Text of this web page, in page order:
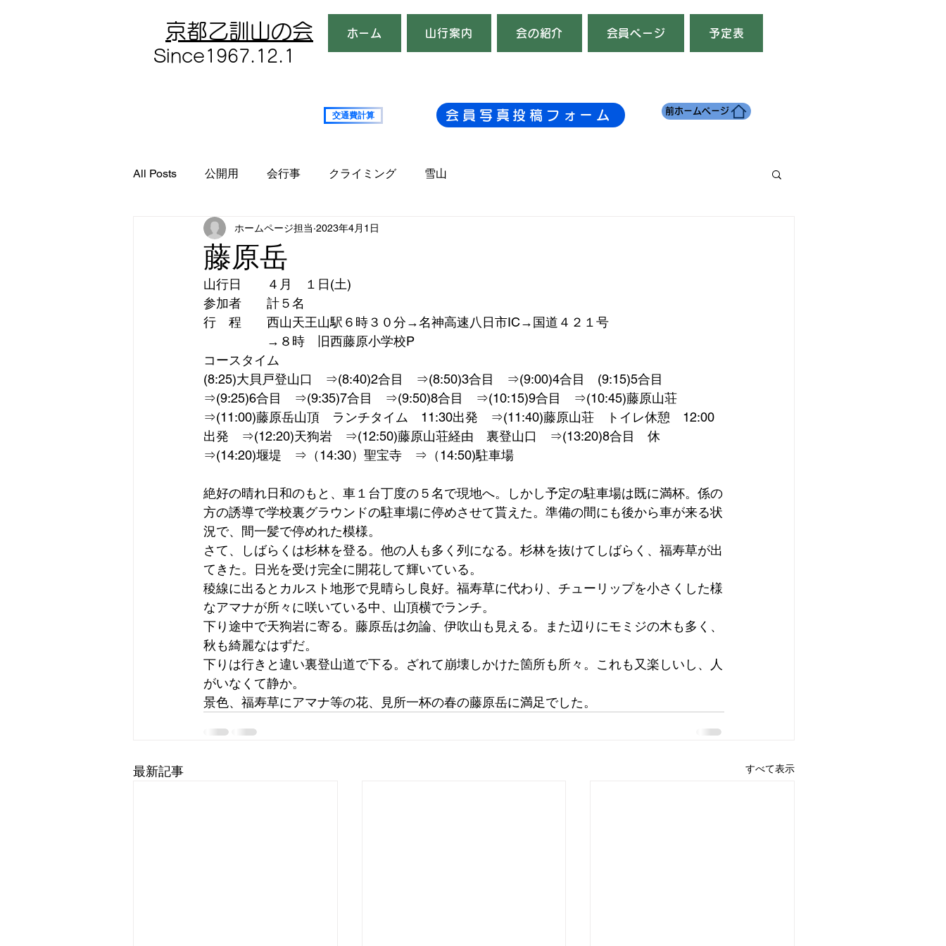
​京都乙訓山の会
​Since1967.12.1
ホーム 山行案内 会の紹介 会員ページ 予定表
交通費計算 複数台
会員写真投稿フォーム 前ホームページ
All Posts 公開用 会行事 クライミング 雪山
藤原岳
ホームページ担当 2023年4月1日
山行日　　４月　１日(土)
参加者　　計５名
行　程　　西山天王山駅６時３０分→名神高速八日市IC→国道４２１号
→８時　旧西藤原小学校P
コースタイム
(8:25)大貝戸登山口　⇒(8:40)2合目　⇒(8:50)3合目　⇒(9:00)4合目　(9:15)5合目
⇒(9:25)6合目　⇒(9:35)7合目　⇒(9:50)8合目　⇒(10:15)9合目　⇒(10:45)藤原山荘
⇒(11:00)藤原岳山頂　ランチタイム　11:30出発　⇒(11:40)藤原山荘　トイレ休憩　12:00
出発　⇒(12:20)天狗岩　⇒(12:50)藤原山荘経由　裏登山口　⇒(13:20)8合目　休
⇒(14:20)堰堤　⇒（14:30）聖宝寺　⇒（14:50)駐車場
絶好の晴れ日和のもと、車１台丁度の５名で現地へ。しかし予定の駐車場は既に満杯。係の
方の誘導で学校裏グラウンドの駐車場に停めさせて貰えた。準備の間にも後から車が来る状
況で、間一髪で停めれた模様。
さて、しばらくは杉林を登る。他の人も多く列になる。杉林を抜けてしばらく、福寿草が出
てきた。日光を受け完全に開花して輝いている。
稜線に出るとカルスト地形で見晴らし良好。福寿草に代わり、チューリップを小さくした様
なアマナが所々に咲いている中、山頂横でランチ。
下り途中で天狗岩に寄る。藤原岳は勿論、伊吹山も見える。また辺りにモミジの木も多く、
秋も綺麗なはずだ。
下りは行きと違い裏登山道で下る。ざれて崩壊しかけた箇所も所々。これも又楽しいし、人
がいなくて静か。
景色、福寿草にアマナ等の花、見所一杯の春の藤原岳に満足でした。
最新記事 すべて表示